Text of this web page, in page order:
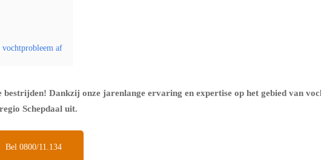
af
Dankzij onze jarenlange ervaring en expertise op het gebied van
Schepdaal uit.
Bel 0800/11.134